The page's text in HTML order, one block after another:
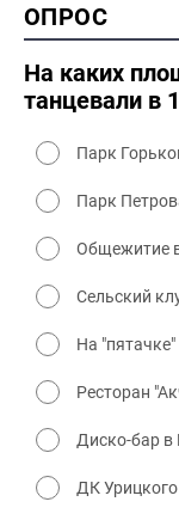
2000
2000
ОПРОС
На каких
танцевали в
Парк
Парк
Общежитие
Сельский
На "пятачке"
Ресторан
Диско-бар в
ДК Урицкого